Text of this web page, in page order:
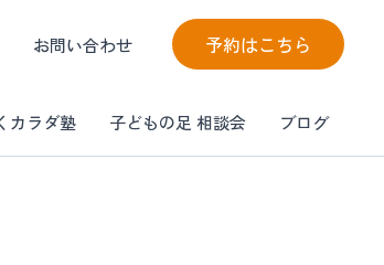
お問い合わせ 予約はこちら
カラダ塾 子どもの足 相談会 ブログ